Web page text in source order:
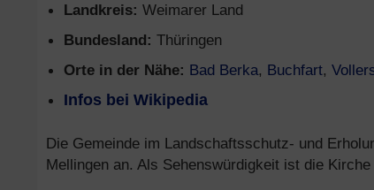
Landkreis: Weimarer Land
Bundesland: Thüringen
Orte in der Nähe: Bad Berka, Buchfart,
Infos bei Wikipedia
Die Gemeinde im Landschaftsschutz- und
Mellingen an. Als Sehenswürdigkeit ist die Kirche